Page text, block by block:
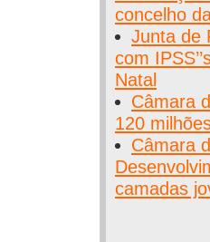
concelho
Junta de
com
Natal
Câmara
120
Câmara
camadas